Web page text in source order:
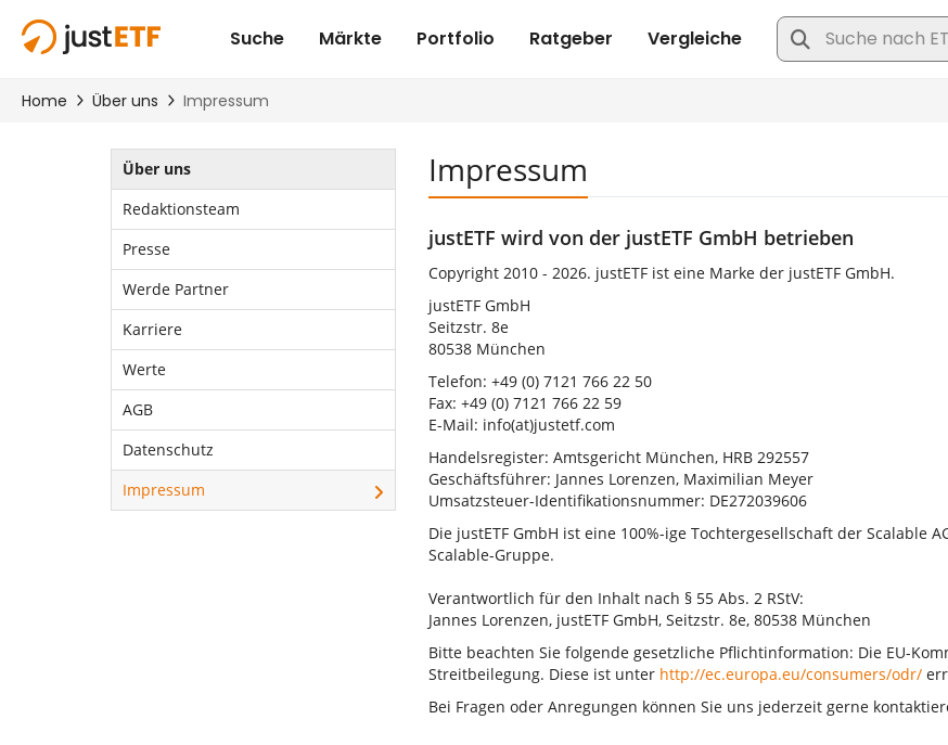
Impressum
justETF wird von der justETF GmbH betrieben
Copyright 2010 - 2026. justETF ist eine Marke der justETF GmbH.
justETF GmbH
Seitzstr. 8e
80538 München
Telefon: +49 (0) 7121 766 22 50
Fax: +49 (0) 7121 766 22 59
E-Mail: info(at)justetf.com
Handelsregister: Amtsgericht München, HRB 292557
Geschäftsführer: Jannes Lorenzen, Maximilian Meyer
Umsatzsteuer-Identifikationsnummer: DE272039606
Die justETF GmbH ist eine 100%-ige Tochtergesellschaft der Scalable
Scalable-Gruppe.
Verantwortlich für den Inhalt nach § 55 Abs. 2 RStV:
Jannes Lorenzen, justETF GmbH, Seitzstr. 8e, 80538 München
Bitte beachten Sie folgende gesetzliche Pflichtinformation: Die EU-
Streitbeilegung. Diese ist unter http://ec.europa.eu/consumers/odr/
Bei Fragen oder Anregungen können Sie uns jederzeit gerne
Über uns
Redaktionsteam
Presse
Werde Partner
Karriere
Werte
AGB
Datenschutz
Impressum